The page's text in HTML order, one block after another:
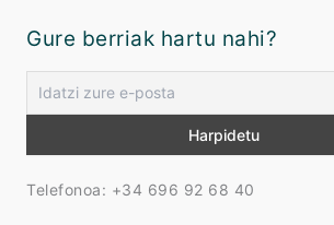
Gure berriak hartu nahi?
Telefonoa: +34 696 92 68 40